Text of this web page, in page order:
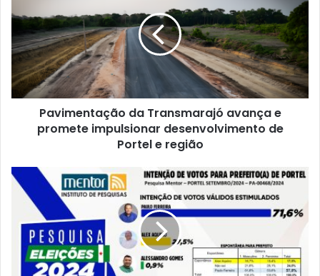
i
m
e
t
a
a
Pavimentação da Transmarajó avança e
promete impulsionar desenvolvimento de
Portel e região
P
e